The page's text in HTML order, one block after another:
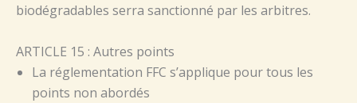
biodégradables serra sanctionné par les arbitres.
ARTICLE 15 : Autres points
La réglementation FFC s’applique pour tous les
points non abordés